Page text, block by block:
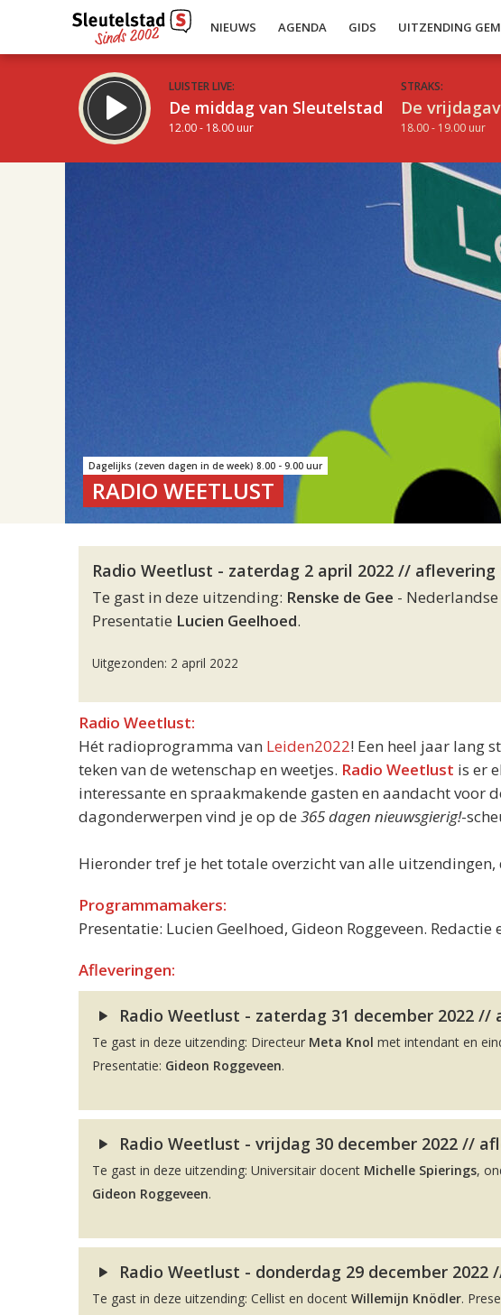
NIEUWS AGENDA GIDS UITZENDING
LUISTER LIVE:
De middag van Sleutelstad
12.00 - 18.00 uur
STRAKS:
De
18.00 - 19.00 uur
Dagelijks (zeven dagen in de week) 8.00 - 9.00 uur
RADIO WEETLUST
Radio Weetlust - zaterdag 2 april 2022 // aflevering
Te gast in deze uitzending: Renske de Gee -
Presentatie Lucien Geelhoed.
Uitgezonden: 2 april 2022
Radio Weetlust:
Hét radioprogramma van Leiden2022! Een heel jaar lang
teken van de wetenschap en weetjes. Radio Weetlust is er
interessante en spraakmakende gasten en aandacht voor
dagonderwerpen vind je op de 365 dagen nieuwsgierig!-
Hieronder tref je het totale overzicht van alle
Programmamakers:
Presentatie: Lucien Geelhoed, Gideon Roggeveen.
Afleveringen:
Radio Weetlust - zaterdag 31 december 2022 //
Te gast in deze uitzending: Directeur Meta Knol met intendant en
Presentatie: Gideon Roggeveen.
Radio Weetlust - vrijdag 30 december 2022 //
Te gast in deze uitzending: Universitair docent Michelle Spierings,
Gideon Roggeveen.
Radio Weetlust - donderdag 29 december 2022
Te gast in deze uitzending: Cellist en docent Willemijn Knödler.